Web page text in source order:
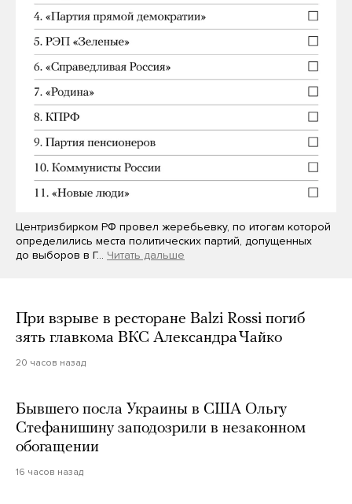
Центризбирком РФ провел жеребьевку, по итогам которой
определились места политических партий, допущенных
до выборов в Г… Читать дальше
При взрыве в ресторане Balzi Rossi погиб
зять главкома ВКС Александра Чайко
20 часов назад
Бывшего посла Украины в США Ольгу
Стефанишину заподозрили в незаконном
обогащении
16 часов назад